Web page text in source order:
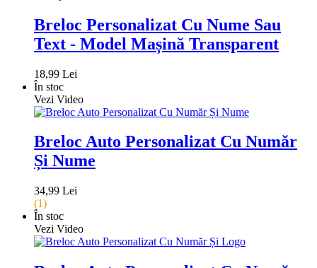
Breloc Personalizat Cu Nume Sau
Text - Model Mașină Transparent
18,99 Lei
În stoc
Vezi Video
Breloc Auto Personalizat Cu Număr
Și Nume
34,99 Lei
(1)
În stoc
Vezi Video